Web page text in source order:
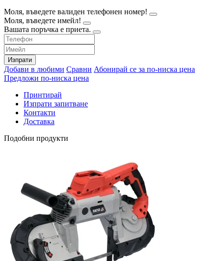
Моля, въведете валиден телефонен номер!
Моля, въведете имейл!
Вашата поръчка е приета.
Изпрати
Добави в любими Сравни Абонирай се за по-ниска цена
Предложи по-ниска цена
Принтирай
Изпрати запитване
Контакти
Доставка
Подобни продукти